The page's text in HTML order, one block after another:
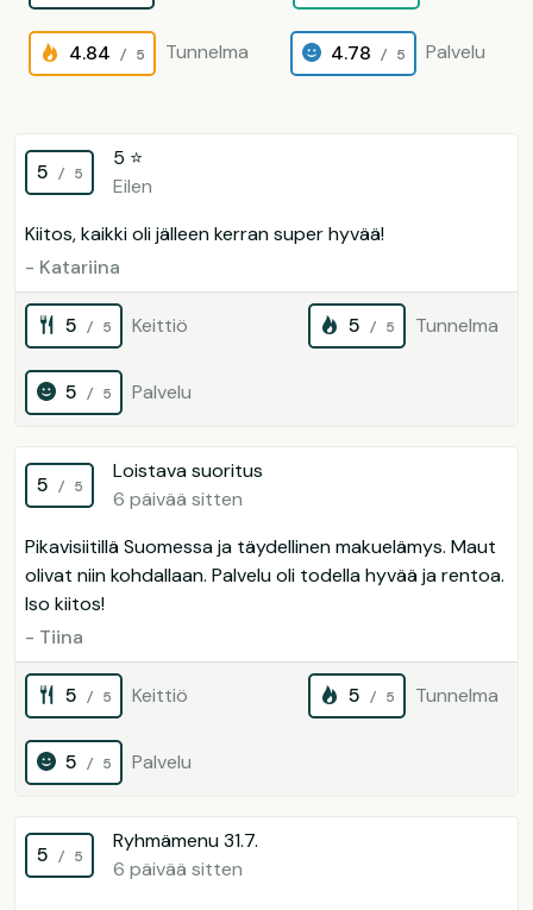
4.84 / 5 Tunnelma 4.78 / 5 Palvelu
5 / 5
5 ⭐️
Eilen
Kiitos, kaikki oli jälleen kerran super hyvää!
- Katariina
5 / 5 Keittiö 5 / 5 Tunnelma
5 / 5 Palvelu
5 / 5
Loistava suoritus
6 päivää sitten
Pikavisiitillä Suomessa ja täydellinen makuelämys. Maut
olivat niin kohdallaan. Palvelu oli todella hyvää ja rentoa.
Iso kiitos!
- Tiina
5 / 5 Keittiö 5 / 5 Tunnelma
5 / 5 Palvelu
5 / 5
Ryhmämenu 31.7.
6 päivää sitten